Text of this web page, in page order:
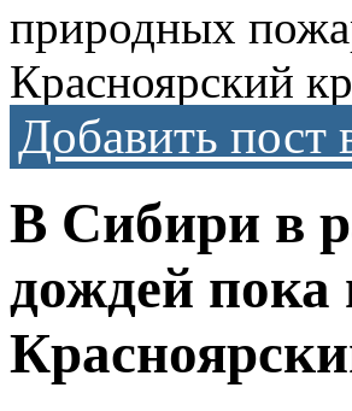
природных
Красноярский
Добавить пост
В Сибири в
дождей пока